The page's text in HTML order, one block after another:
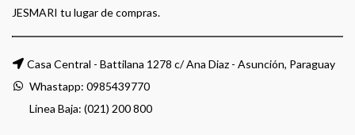
JESMARI tu lugar de compras.
Casa Central - Battilana 1278 c/ Ana Diaz - Asunción, Paraguay
Whastapp: 0985439770
Linea Baja: (021) 200 800